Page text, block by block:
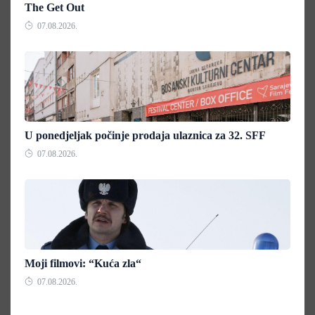
The Get Out
07.08.2026.
U ponedjeljak počinje prodaja ulaznica za 32. SFF
07.08.2026.
Moji filmovi: “Kuća zla“
07.08.2026.